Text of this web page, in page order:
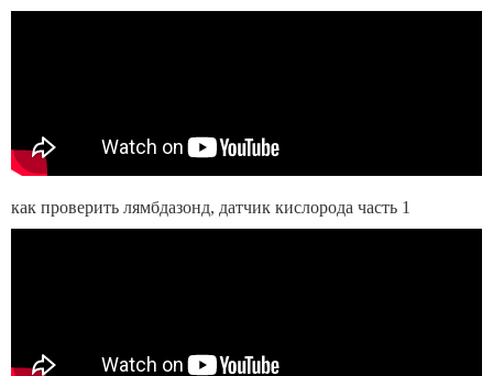
как проверить лямбдазонд, датчик кислорода часть 1